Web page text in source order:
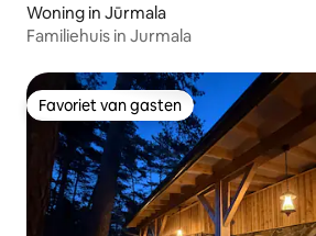
Woning in Jūrmala
Familiehuis in Jurmala
Favoriet van gasten
Favoriet van gasten